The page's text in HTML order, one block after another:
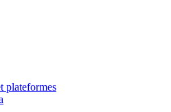
plateformes